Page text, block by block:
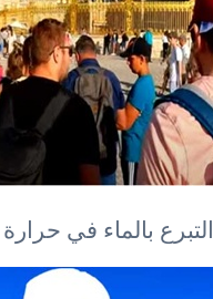
التبرع بالماء في